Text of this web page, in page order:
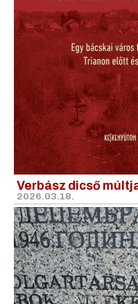
Verbász dicső
2026.03.18.